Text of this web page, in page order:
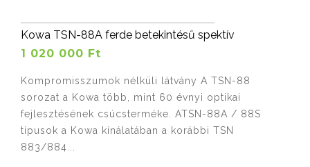
Kowa TSN-88A ferde betekintésű spektív
1 020 000 Ft
Kompromisszumok nélküli látvány A TSN-88
sorozat a Kowa több, mint 60 évnyi optikai
fejlesztésének csúcsterméke. ATSN-88A / 88S
típusok a Kowa kínálatában a korábbi TSN
883/884...